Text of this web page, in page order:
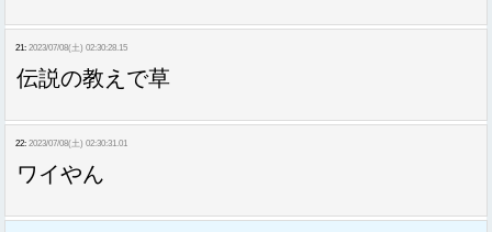
21: 2023/07/08(土) 02:30:28.15
伝説の教えで草
22: 2023/07/08(土) 02:30:31.01
ワイやん